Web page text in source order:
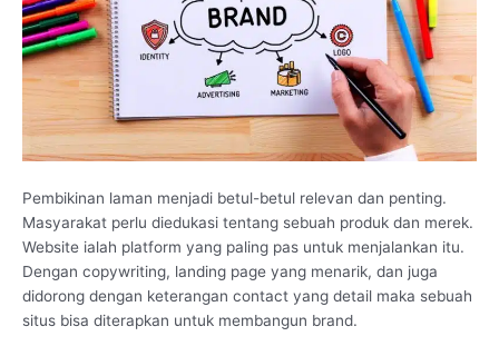
Pembikinan laman menjadi betul-betul relevan dan penting.
Masyarakat perlu diedukasi tentang sebuah produk dan merek.
Website ialah platform yang paling pas untuk menjalankan itu.
Dengan copywriting, landing page yang menarik, dan juga
didorong dengan keterangan contact yang detail maka sebuah
situs bisa diterapkan untuk membangun brand.